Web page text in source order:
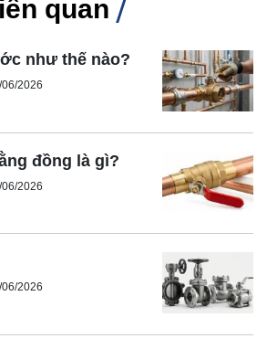
quan
như thế nào?
2026
đồng là gì?
2026
2026